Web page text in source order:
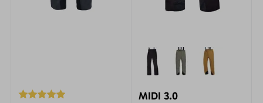
MIDI 3.0